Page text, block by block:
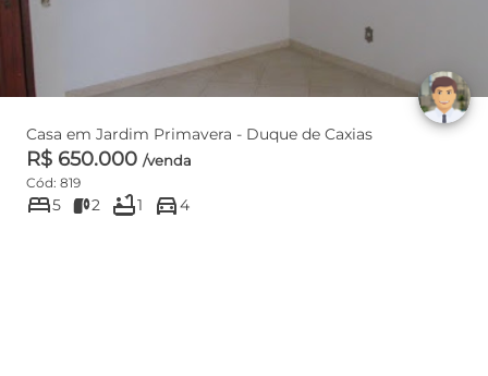
Casa em Jardim Primavera - Duque de Caxias
R$ 650.000 /venda
Cód: 819
bed5 2 bathtub1 directions_car4